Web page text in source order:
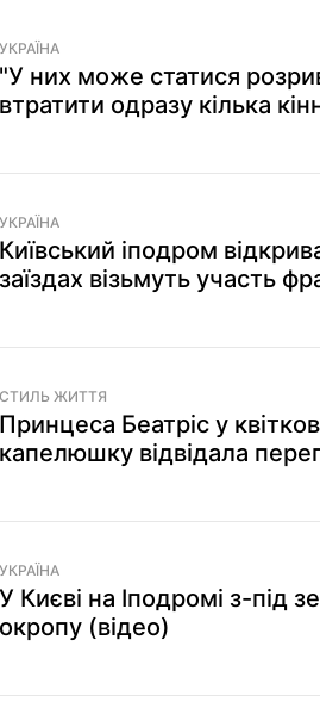
УКРАЇНА
"У них може статися
втратити одразу кілька
УКРАЇНА
Київський іподром
заїздах візьмуть участь
СТИЛЬ ЖИТТЯ
Принцеса Беатріс у
капелюшку відвідала
УКРАЇНА
У Києві на Іподромі з-під
окропу (відео)